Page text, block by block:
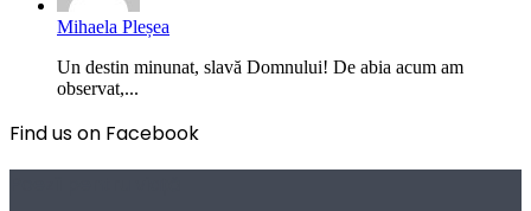
Mihaela Pleșea
Un destin minunat, slavă Domnului! De abia acum am
observat,...
Find us on Facebook